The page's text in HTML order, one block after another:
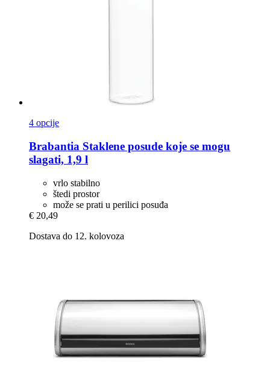
4 opcije
Brabantia Staklene posude koje se mogu
slagati, 1,9 l
vrlo stabilno
štedi prostor
može se prati u perilici posuđa
€ 20,49
Dostava do 12. kolovoza